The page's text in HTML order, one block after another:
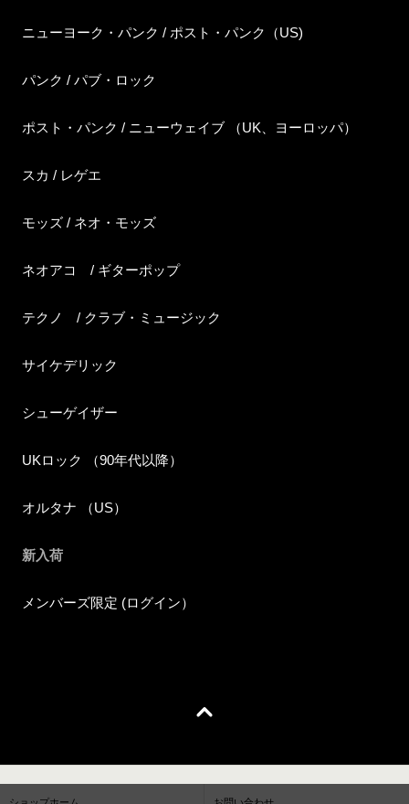
ニューヨーク・パンク / ポスト・パンク（US)
パンク / パブ・ロック
ポスト・パンク / ニューウェイブ （UK、ヨーロッパ）
スカ / レゲエ
モッズ / ネオ・モッズ
ネオアコ / ギターポップ
テクノ / クラブ・ミュージック
サイケデリック
シューゲイザー
UKロック （90年代以降）
オルタナ （US）
新入荷
メンバーズ限定 (ログイン）